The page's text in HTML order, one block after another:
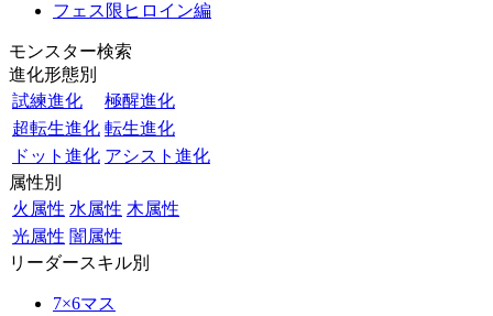
フェス限ヒロイン編
モンスター検索
進化形態別
試練進化
極醒進化
超転生進化 転生進化
ドット進化 アシスト進化
属性別
火属性 水属性 木属性
光属性 闇属性
リーダースキル別
7×6マス